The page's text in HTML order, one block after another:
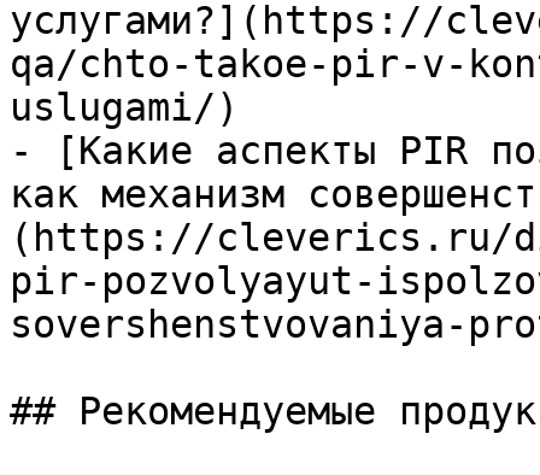
услугами?](https://
qa/chto-takoe-pir-v-
uslugami/)
- [Какие аспекты PIR
как механизм
(https://cleverics.ru/
pir-pozvolyayut-
sovershenstvovaniya-
## Рекомендуемые